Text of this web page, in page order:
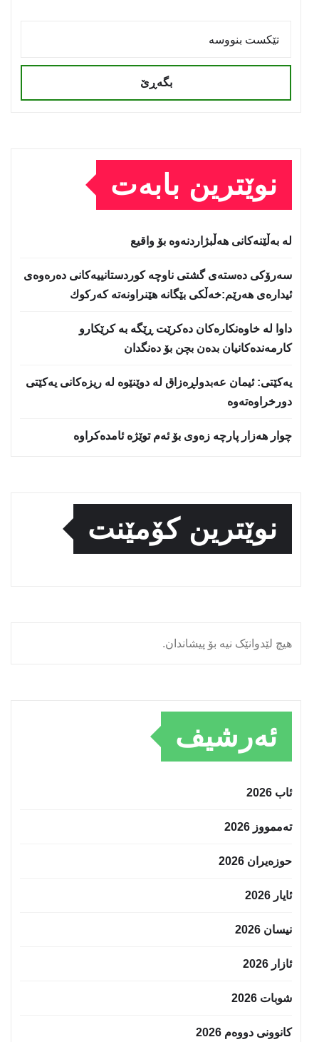
بگەڕێ
نوێترین بابەت
لە بەڵێنەکانی هەڵبژاردنەوە بۆ واقیع
سه‌رۆكی دەستەی گشتی ناوچە كوردستانییەكانی دەرەوەی
ئیدارەی هەرێم:خه‌ڵكی بێگانه‌ هێنراونه‌ته‌ كه‌ركوك
داوا لە خاوەنکارەکان دەکرێت ڕێگە بە کرێکارو
کارمەندەکانیان بدەن بچن بۆ دەنگدان
یه‌كێتی: ئیمان عه‌بدولڕه‌زاق له‌ دوێنێوه‌ له‌ ریزه‌كانی یه‌كێتی
دورخراوه‌ته‌وه‌
چوار هەزار پارچە زەوی بۆ ئەم توێژە ئامدەکراوە
نوێترین کۆمێنت
هیچ لێدوانێک نیە بۆ پیشاندان.
ئەرشیف
ئاب 2026
تەممووز 2026
حوزه‌یران 2026
ئایار 2026
نیسان 2026
ئازار 2026
شوبات 2026
کانوونی دووەم 2026